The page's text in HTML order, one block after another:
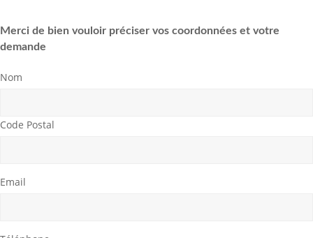
Merci de bien vouloir préciser vos coordonnées et votre
demande
Nom
Code Postal
Email